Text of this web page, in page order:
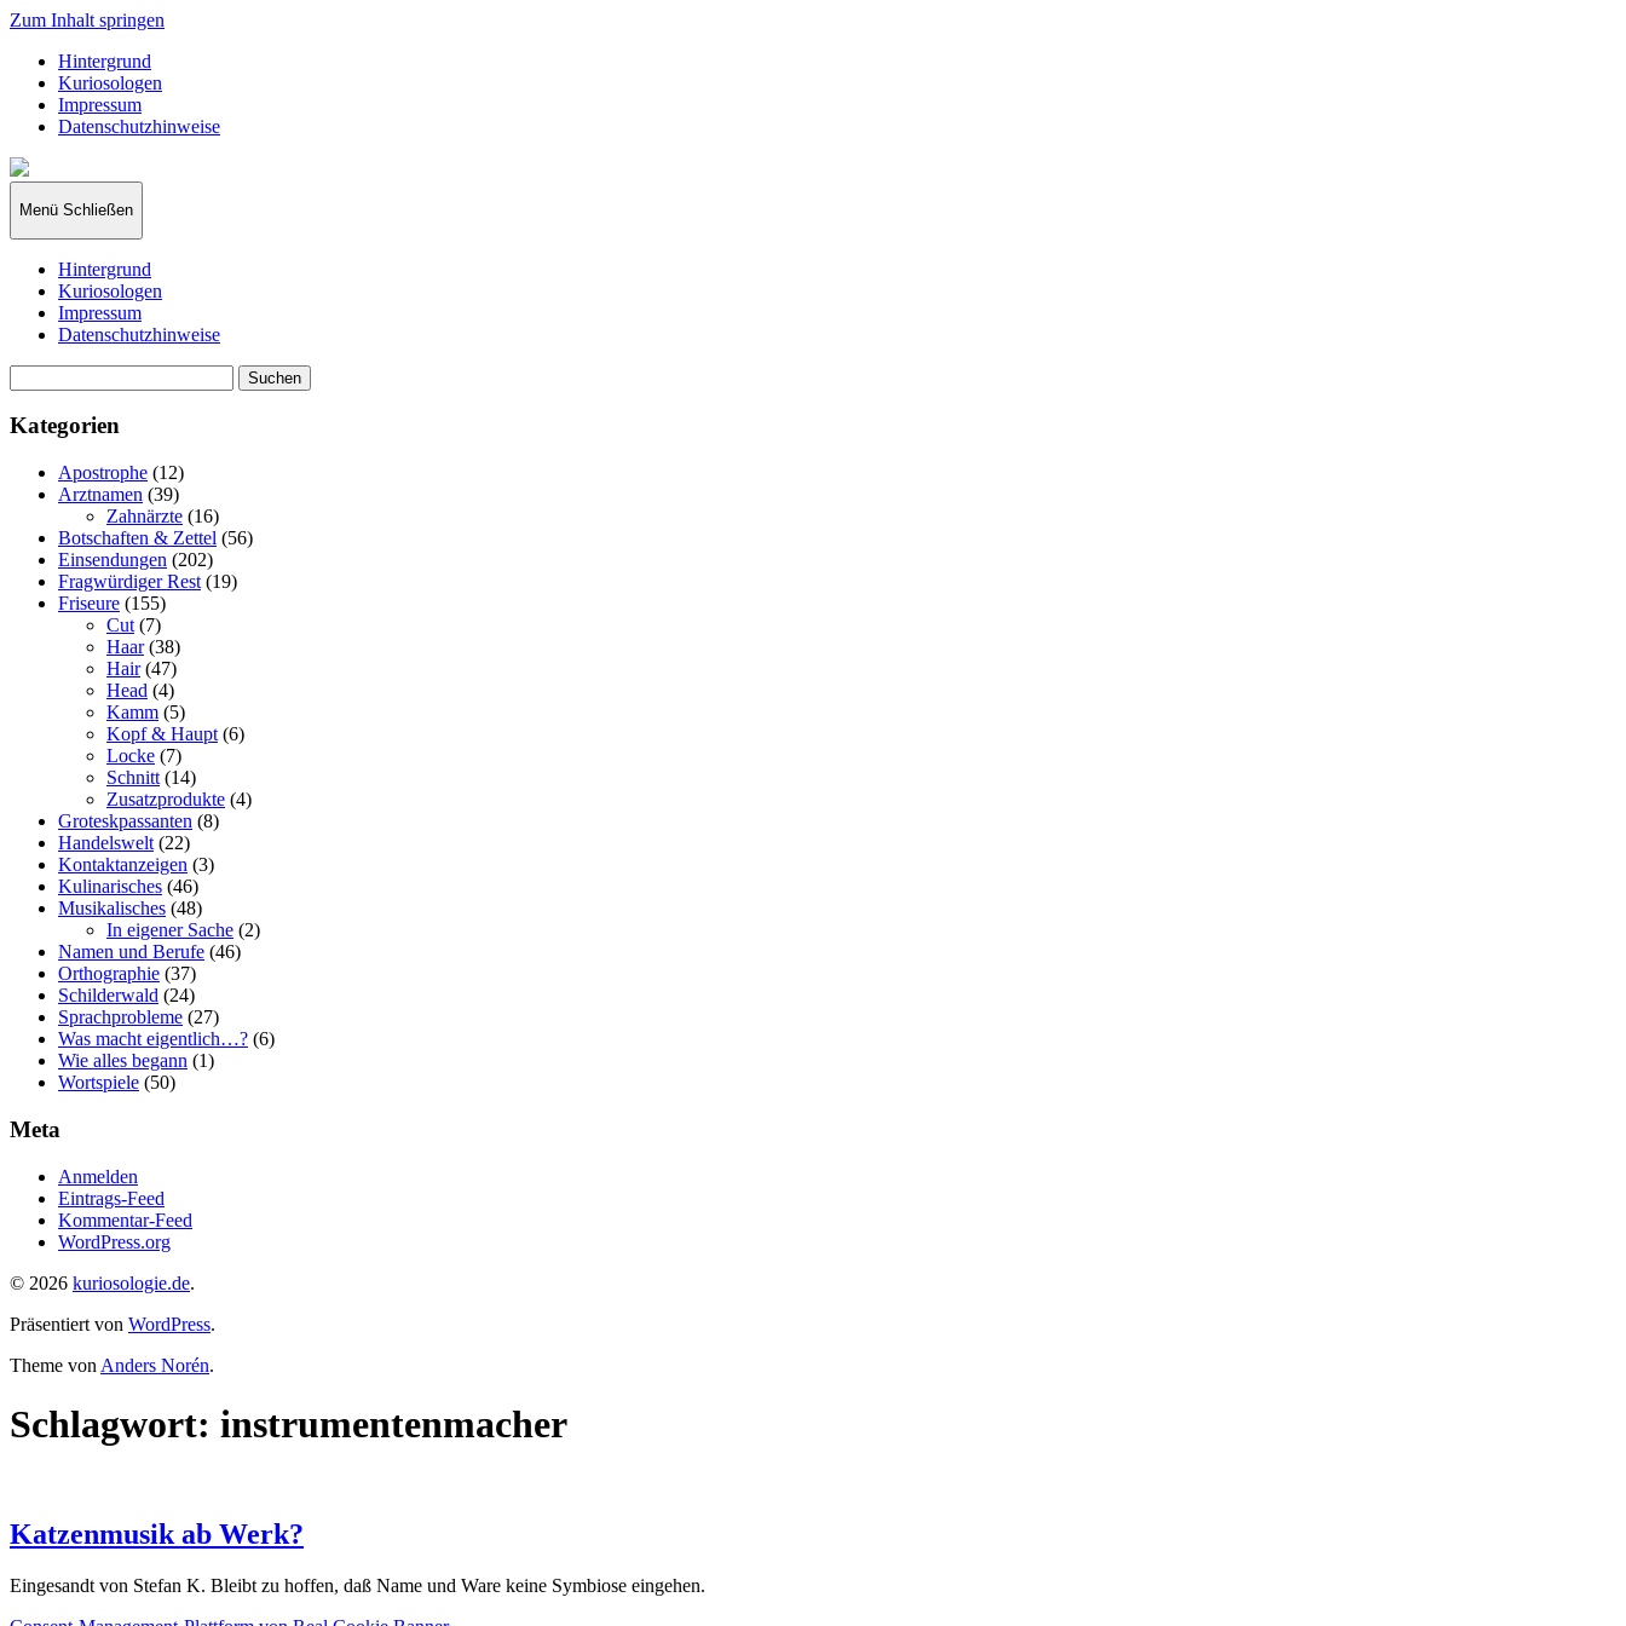
Zum Inhalt springen
Hintergrund
Kuriosologen
Impressum
Datenschutzhinweise
kuriosologie.de
Menü Schließen
Hintergrund
Kuriosologen
Impressum
Datenschutzhinweise
nach:
Kategorien
Apostrophe (12)
Arztnamen (39)
Zahnärzte (16)
Botschaften & Zettel (56)
Einsendungen (202)
Fragwürdiger Rest (19)
Friseure (155)
Cut (7)
Haar(38)
Hair(47)
Head (4)
Kamm (5)
Kopf & Haupt (6)
Locke (7)
Schnitt (14)
Zusatzprodukte (4)
Groteskpassanten (8)
Handelswelt (22)
Kontaktanzeigen (3)
Kulinarisches (46)
Musikalisches (48)
In eigener Sache (2)
Namen und Berufe (46)
Orthographie (37)
Schilderwald (24)
Sprachprobleme (27)
Was macht eigentlich…? (6)
Wie alles begann (1)
Wortspiele (50)
Meta
Anmelden
Eintrags-Feed
Kommentar-Feed
WordPress.org
© 2026 kuriosologie.de.
Präsentiert von WordPress.
Theme von Anders Norén.
Schlagwort: instrumentenmacher
Katzenmusik ab Werk?
Eingesandt von Stefan K. Bleibt zu hoffen, daß Name und Ware keine Symbiose eingehen.